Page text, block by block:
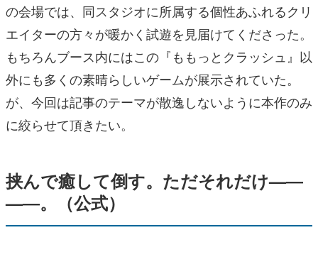
の会場では、同スタジオに所属する個性あふれるクリ
エイターの方々が暖かく試遊を見届けてくださった。
もちろんブース内にはこの『ももっとクラッシュ』以
外にも多くの素晴らしいゲームが展示されていた。
が、今回は記事のテーマが散逸しないように本作のみ
に絞らせて頂きたい。
挟んで癒して倒す。ただそれだけ—―
—―。（公式）